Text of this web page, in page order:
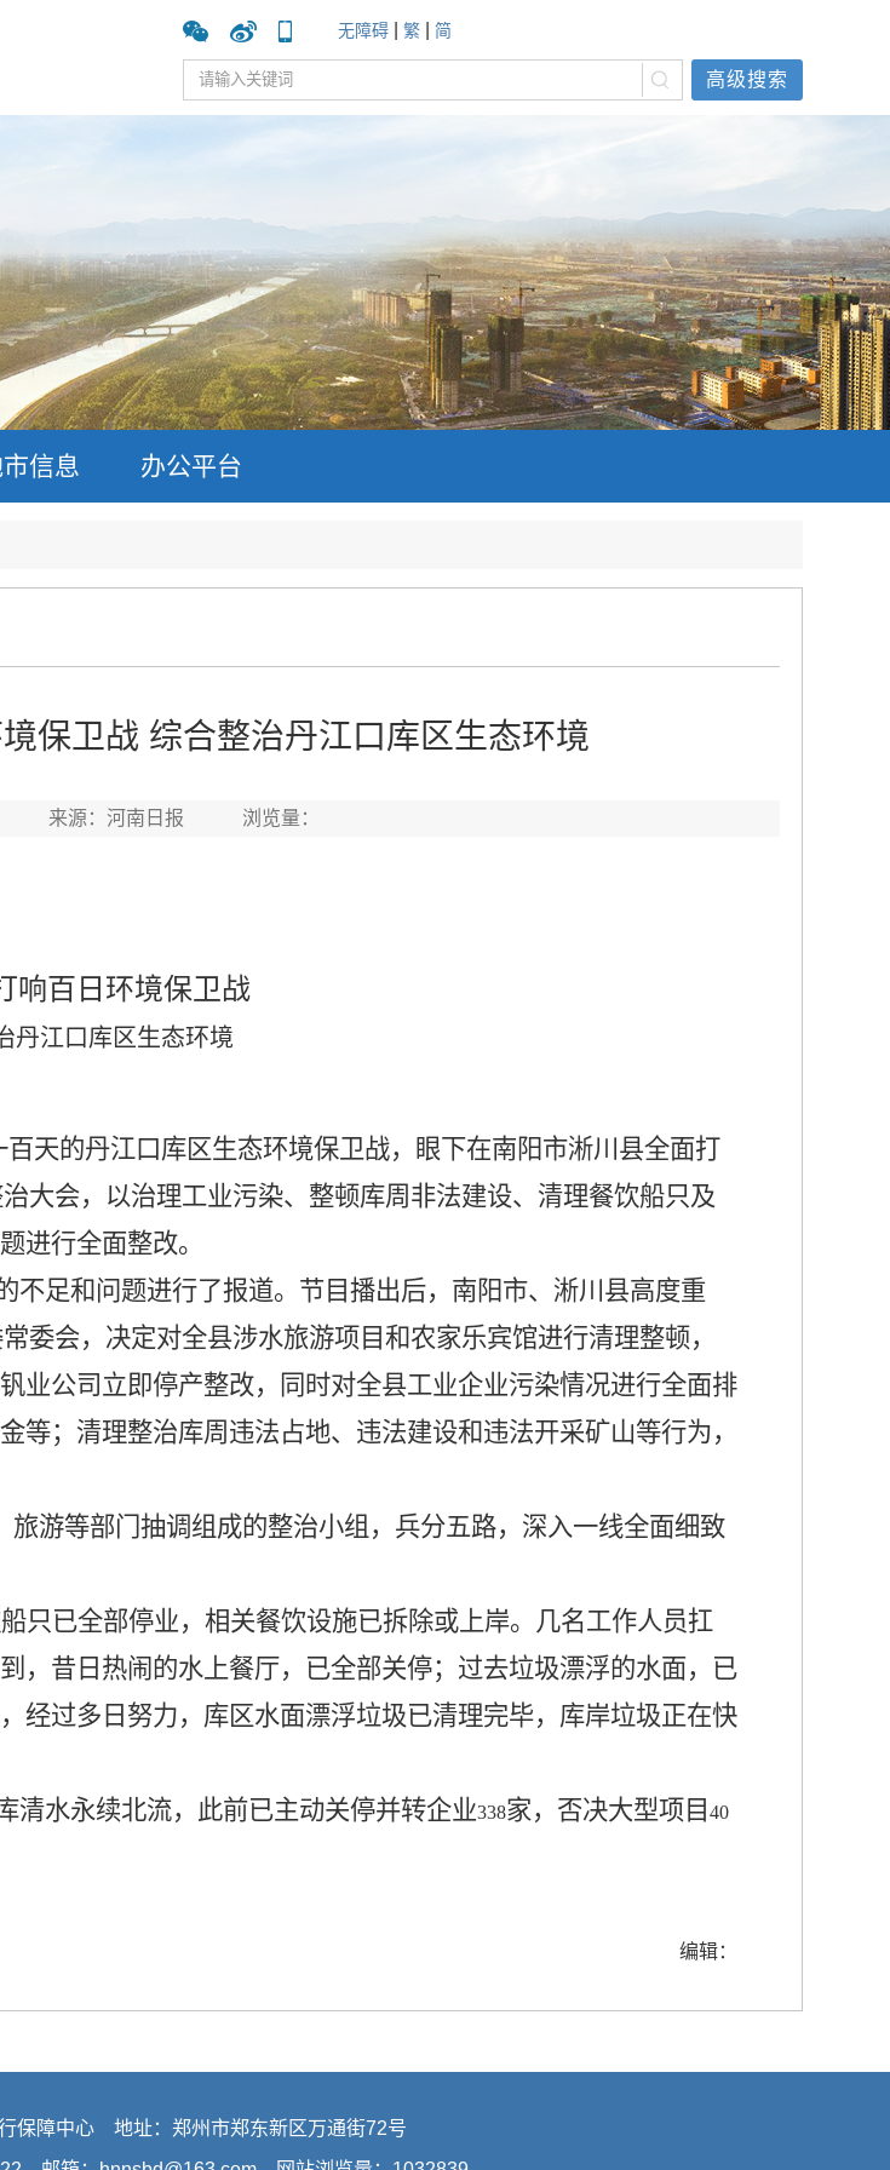
无障碍 繁 简
高级搜索
信息 办公平台
保卫战 综合整治丹江口库区生态环境
来源：河南日报 浏览量：
响百日环境保卫战
丹江口库区生态环境
百天的丹江口库区生态环境保卫战，眼下在南阳市淅川县全面打
大会，以治理工业污染、整顿库周非法建设、清理餐饮船只及
进行全面整改。
不足和问题进行了报道。节目播出后，南阳市、淅川县高度重
委会，决定对全县涉水旅游项目和农家乐宾馆进行清理整顿，
业公司立即停产整改，同时对全县工业企业污染情况进行全面排
；清理整治库周违法占地、违法建设和违法开采矿山等行为，
游等部门抽调组成的整治小组，兵分五路，深入一线全面细致
只已全部停业，相关餐饮设施已拆除或上岸。几名工作人员扛
，昔日热闹的水上餐厅，已全部关停；过去垃圾漂浮的水面，已
经过多日努力，库区水面漂浮垃圾已清理完毕，库岸垃圾正在快
清水永续北流，此前已主动关停并转企业338家，否决大型项目 40
编辑：
保障中心 地址：郑州市郑东新区万通街72号